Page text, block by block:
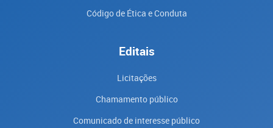
Código de Ética e Conduta
Editais
Licitações
Chamamento público
Comunicado de interesse público